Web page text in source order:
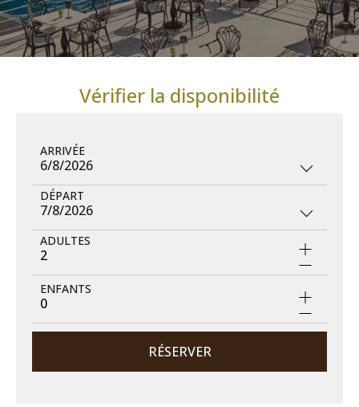
Vérifier la disponibilité
ARRIVÉE
6/8/2026
DÉPART
7/8/2026
ADULTES
2
ENFANTS
0
RÉSERVER